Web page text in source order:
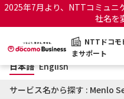
2025年7月より、NTTコミュニ
社名を
NTTドコモ
まサポート
NTTドコモビジネスお客
サポートトップ
日本語 English
サービス名から探す : Menlo